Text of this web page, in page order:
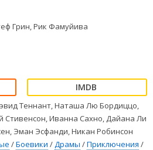
Грин, Рик Фамуйива
Теннант, Наташа Лю Бордиццо,
Стивенсон, Иванна Сахно, Дайана Ли
Эман Эсфанди, Никан Робинсон
/Боевики /Драмы /Приключения /